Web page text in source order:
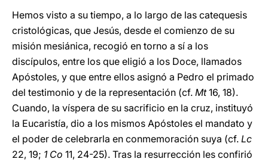
Hemos visto a su tiempo, a lo largo de las catequesis
cristológicas, que Jesús, desde el comienzo de su
misión mesiánica, recogió en torno a sí a los
discípulos, entre los que eligió a los Doce, llamados
Apóstoles, y que entre ellos asignó a Pedro el primado
del testimonio y de la representación (cf. Mt16, 18).
Cuando, la víspera de su sacrificio en la cruz, instituyó
la Eucaristía, dio a los mismos Apóstoles el mandato y
el poder de celebrarla en conmemoración suya (cf. Lc
22, 19; 1 Co 11, 24-25). Tras la resurrección les confirió